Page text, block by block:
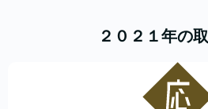
２０２１年の